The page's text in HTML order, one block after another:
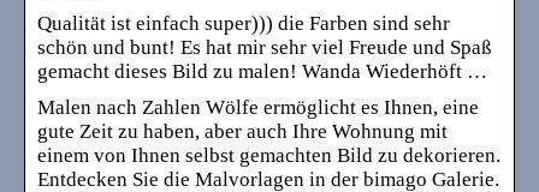
Qualität ist einfach super))) die Farben sind sehr
schön und bunt! Es hat mir sehr viel Freude und Spaß
gemacht dieses Bild zu malen! Wanda Wiederhöft …
Malen nach Zahlen Wölfe ermöglicht es Ihnen, eine
gute Zeit zu haben, aber auch Ihre Wohnung mit
einem von Ihnen selbst gemachten Bild zu dekorieren.
Entdecken Sie die Malvorlagen in der bimago Galerie.